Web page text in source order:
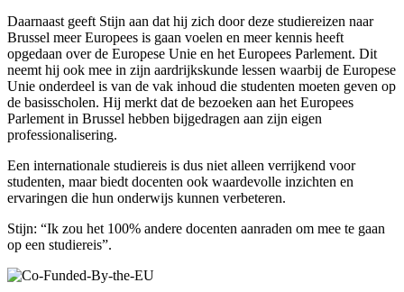
Daarnaast geeft Stijn aan dat hij zich door deze studiereizen naar
Brussel meer Europees is gaan voelen en meer kennis heeft
opgedaan over de Europese Unie en het Europees Parlement. Dit
neemt hij ook mee in zijn aardrijkskunde lessen waarbij de Europese
Unie onderdeel is van de vak inhoud die studenten moeten geven op
de basisscholen. Hij merkt dat de bezoeken aan het Europees
Parlement in Brussel hebben bijgedragen aan zijn eigen
professionalisering.
Een internationale studiereis is dus niet alleen verrijkend voor
studenten, maar biedt docenten ook waardevolle inzichten en
ervaringen die hun onderwijs kunnen verbeteren.
Stijn: “Ik zou het 100% andere docenten aanraden om mee te gaan
op een studiereis”.